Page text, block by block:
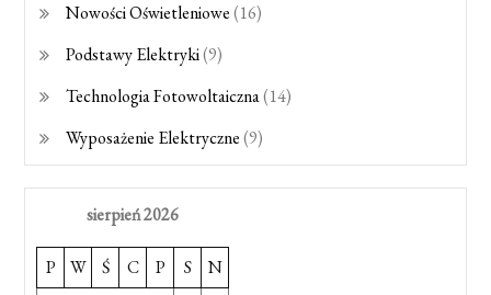
Nowości Oświetleniowe(16)
Podstawy Elektryki(9)
Technologia Fotowoltaiczna(14)
Wyposażenie Elektryczne(9)
sierpień 2026
P W Ś C P S
N